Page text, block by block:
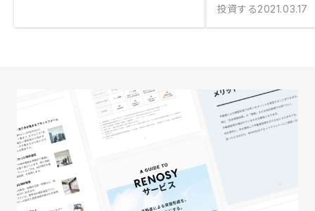
投資する2021.03.17